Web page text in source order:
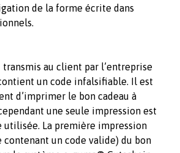
de la forme écrite dans
transmis au client par l’entreprise
un code infalsifiable. Il est
d’imprimer le bon cadeau à
une seule impression est
utilisée. La première impression
contenant un code valide) du bon